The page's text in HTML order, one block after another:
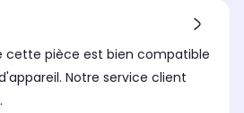
cette pièce est bien compatible
Notre service client